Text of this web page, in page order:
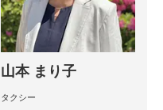
山本 まり子
タクシー